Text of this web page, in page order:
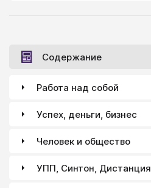
Содержание
Работа над собой
Успех, деньги, бизнес
Человек и общество
УПП, Синтон, Дистанция